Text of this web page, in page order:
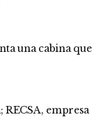
una cabina que
empresa